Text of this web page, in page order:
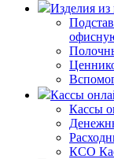
Изделия из
Кассы
Кассы
КСО